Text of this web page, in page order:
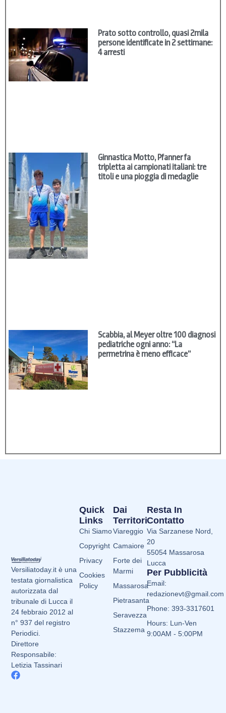
Prato sotto controllo, quasi 2mila
persone identificate in 2 settimane:
4 arresti
Ginnastica Motto, Pfanner fa
tripletta ai campionati italiani: tre
titoli e una pioggia di medaglie
Scabbia, al Meyer oltre 100 diagnosi
pediatriche ogni anno: “La
permetrina è meno efficace”
Versiliatoday.it è una
testata giornalistica
autorizzata dal
tribunale di Lucca il
24 febbraio 2012 al
n° 937 del registro
Periodici.
Direttore
Responsabile:
Letizia Tassinari
Dai
Territori
Viareggio
Camaiore
Forte dei
Marmi
Massarosa
Pietrasanta
Seravezza
Stazzema
Quick
Links
Chi Siamo
Copyright
Privacy
Cookies
Policy
Resta In
Contatto
Via Sarzanese Nord,
20
55054 Massarosa
Lucca
Per Pubblicità
Email:
redazionevt@gmail.com
Phone: 393-3317601
Hours: Lun-Ven
9:00AM - 5:00PM